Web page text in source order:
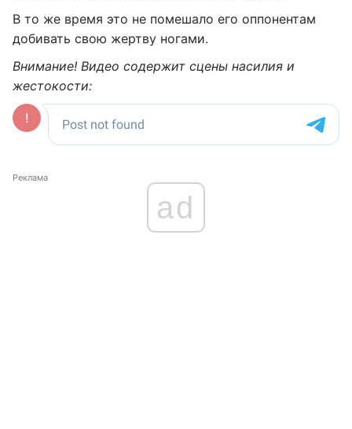
В то же время это не помешало его оппонентам
добивать свою жертву ногами.
Внимание! Видео содержит сцены насилия и
жестокости:
Реклама
ad